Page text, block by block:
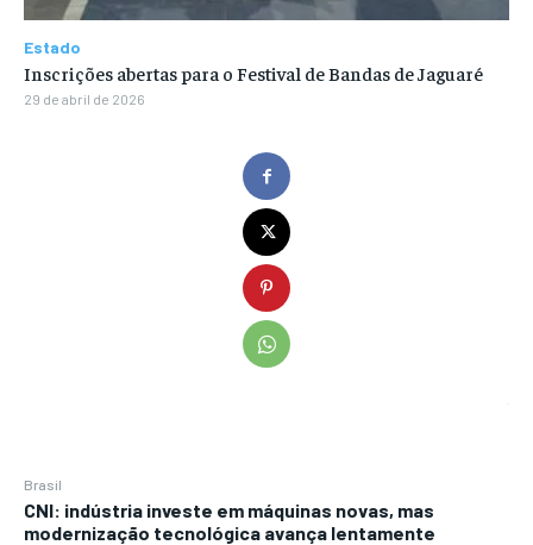
Brasil
CNI: indústria investe em máquinas novas, mas
modernização tecnológica avança lentamente
Estado
Inscrições abertas para o Festival de Bandas de Jaguaré
29 de abril de 2026